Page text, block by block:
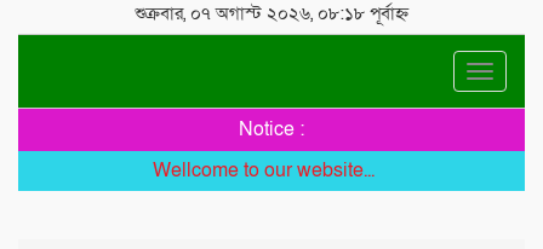
শুক্রবার, ০৭ অগাস্ট ২০২৬, ০৮:১৮ পূর্বাহ্ন
Toggle
Notice :
Wellcome to our website...